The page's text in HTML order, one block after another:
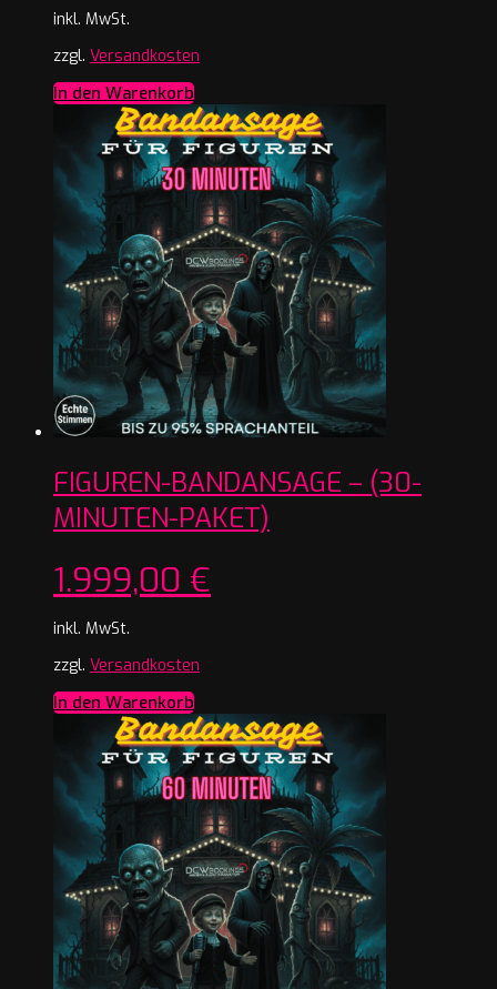
inkl. MwSt.
zzgl. Versandkosten
In den Warenkorb
FIGUREN-BANDANSAGE – (30-
MINUTEN-PAKET)
1.999,00 €
inkl. MwSt.
zzgl. Versandkosten
In den Warenkorb